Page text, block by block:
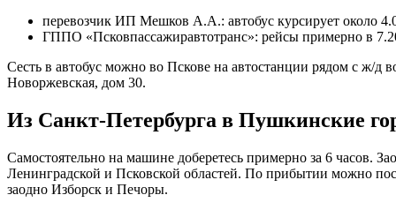
перевозчик ИП Мешков А.А.: автобус курсирует около
ГППО «Псковпассажиравтотранс»: рейсы примерно в
Сесть в автобус можно во Пскове на автостанции рядом с ж/д
Новоржевская, дом 30.
Из Санкт-Петербурга в Пушкинские
Самостоятельно на машине доберетесь примерно за 6 часов.
Ленинградской и Псковской областей. По прибытии можно
заодно Изборск и Печоры.